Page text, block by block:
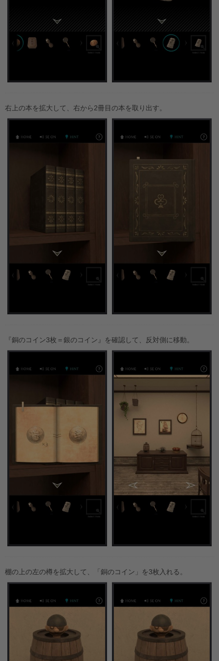
右上の本を拡大して、右から2冊目の本を取り出す。
『銅のコイン3枚＝銀のコイン』を確認して、反対側に移動。
棚の上の左の樽を拡大して、「銅のコイン」を3枚入れる。